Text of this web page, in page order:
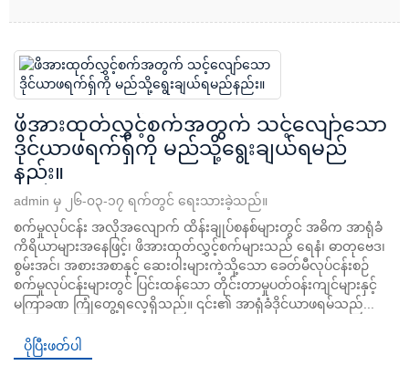
ဖိအားထုတ်လွှင့်စက်အတွက် သင့်လျော်သော
ဒိုင်ယာဖရက်ရှ်ကို မည်သို့ရွေးချယ်ရမည်
နည်း။
admin မှ ၂၆-၀၃-၁၇ ရက်တွင် ရေးသားခဲ့သည်။
စက်မှုလုပ်ငန်း အလိုအလျောက် ထိန်းချုပ်စနစ်များတွင် အဓိက အာရုံခံ
ကိရိယာများအနေဖြင့်၊ ဖိအားထုတ်လွှင့်စက်များသည် ရေနံ၊ ဓာတုဗေဒ၊
စွမ်းအင်၊ အစားအစာနှင့် ဆေးဝါးများကဲ့သို့သော ခေတ်မီလုပ်ငန်းစဉ်
စက်မှုလုပ်ငန်းများတွင် ပြင်းထန်သော တိုင်းတာမှုပတ်ဝန်းကျင်များနှင့်
မကြာခဏ ကြုံတွေ့ရလေ့ရှိသည်။ ၎င်း၏ အာရုံခံဒိုင်ယာဖရမ်သည်...
ပိုပြီးဖတ်ပါ